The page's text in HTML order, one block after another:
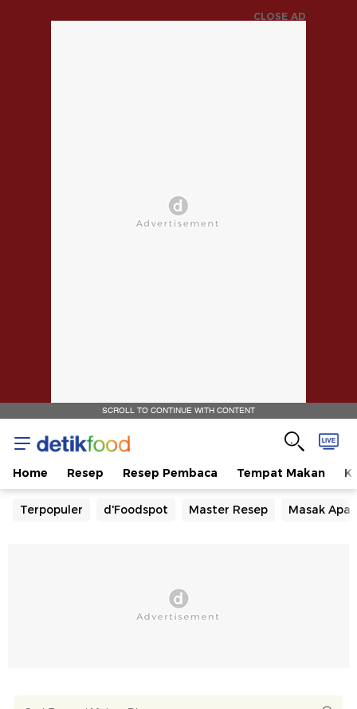
CLOSE AD
SCROLL TO CONTINUE WITH CONTENT
Home Resep Resep Pembaca Tempat Makan
Terpopuler d'Foodspot Master Resep Masak Apa